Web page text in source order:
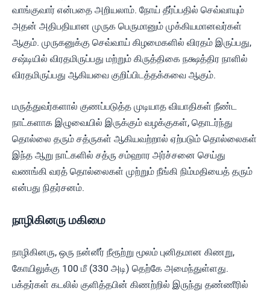
வாங்குவார் என்பதை அறியலாம். நோய் தீர்ப்பதில் செவ்வாயும்
அதன் அதிபதியான முருக பெருமானும் முக்கியமானவர்கள்
ஆகும். முருகனுக்கு செவ்வாய் கிழமைகளில் விரதம் இருப்பது,
சஷ்டியில் விரதமிருப்பது மற்றும் கிருத்திகை நக்ஷத்திர நாளில்
விரதமிருப்பது ஆகியவை குறிப்பிடத்தக்கவை ஆகும்.
மருத்துவர்களால் குணப்படுத்த முடியாத வியாதிகள் நீண்ட
நாட்களாக இழுவையில் இருக்கும் வழக்குகள், தொடர்ந்து
தொல்லை தரும் சத்ருகள் ஆகியவற்றால் ஏற்படும் தொல்லைகள்
இந்த ஆறு நாட்களில் சத்ரு சம்ஹார அர்ச்சனை செய்து
வணங்கி வரத் தொல்லைகள் முற்றும் நீங்கி நிம்மதியைத் தரும்
என்பது நிதர்சனம்.
நாழிகினரு மகிமை
நாழிகினரு, ஒரு நன்னீர் நீரூற்று மூலம் புனிதமான கிணறு,
கோயிலுக்கு 100 மீ (330 அடி) தெற்கே அமைந்துள்ளது.
பக்தர்கள் கடலில் குளித்தபின் கிணற்றில் இருந்து தண்ணீரில்